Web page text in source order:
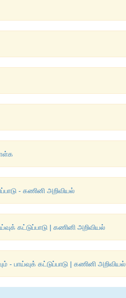
- கணினி அறிவியல்
கட்டுப்பாடு | கணினி அறிவியல்
- பாய்வுக் கட்டுப்பாடு | கணினி அறிவியல்